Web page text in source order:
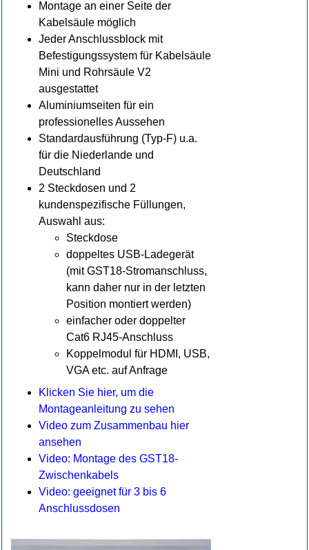
Montage an einer Seite der
Kabelsäule möglich
Jeder Anschlussblock mit
Befestigungssystem für Kabelsäule
Mini und Rohrsäule V2
ausgestattet
Aluminiumseiten für ein
professionelles Aussehen
Standardausführung (Typ-F) u.a.
für die Niederlande und
Deutschland
2 Steckdosen und 2
kundenspezifische Füllungen,
Auswahl aus:
Steckdose
doppeltes USB-Ladegerät
(mit GST18-Stromanschluss,
kann daher nur in der letzten
Position montiert werden)
einfacher oder doppelter
Cat6 RJ45-Anschluss
Koppelmodul für HDMI, USB,
VGA etc. auf Anfrage
Klicken Sie hier, um die
Montageanleitung zu sehen
Video zum Zusammenbau hier
ansehen
Video: Montage des GST18-
Zwischenkabels
Video: geeignet für 3 bis 6
Anschlussdosen